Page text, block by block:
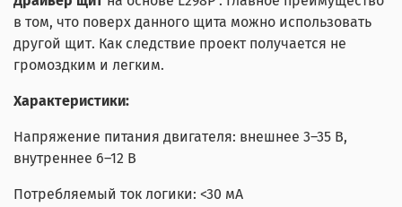
в том, что поверх данного щита можно использовать
другой щит. Как следствие проект получается не
громоздким и легким.
Характеристики:
Напряжение питания двигателя: внешнее 3–35 В,
внутреннее 6–12 В
Потребляемый ток логики: <30 мА